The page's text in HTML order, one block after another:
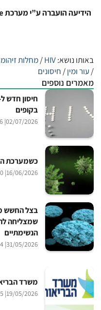
הידיעה הועברה ע”י מערכת PharmaLine
באותו נושא:HIV
/מחלות
/עור ומין/ חיסונים
מאמרים נוספים
בקופים
02/07/2026
| 7:36 am
כשמערכת
16/06/2026
| 6:20 am
בצל החשש
שמצליחה
הנשימתיים
31/05/2026
| 6:14 am
משרד
19/05/2026
| 12:55 pm